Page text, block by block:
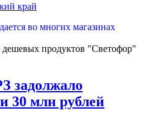
край
дешевых продуктов "Светофор"
задолжало
30 млн рублей